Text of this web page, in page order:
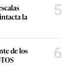
la
5
de los
6